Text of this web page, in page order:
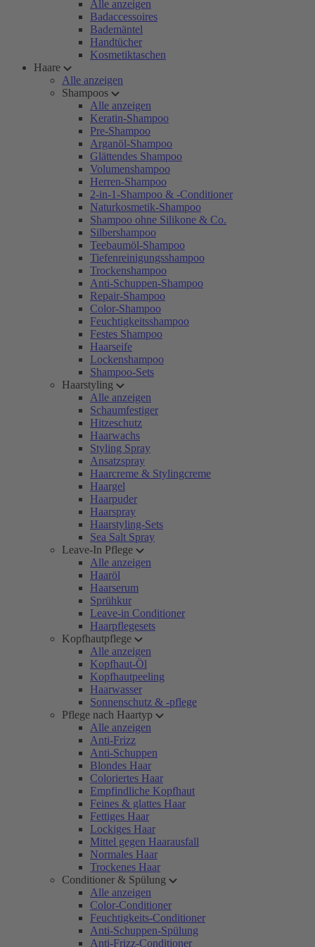
Alle anzeigen
Badaccessoires
Bademäntel
Handtücher
Kosmetiktaschen
Haare
Alle anzeigen
Shampoos
Alle anzeigen
Keratin-Shampoo
Pre-Shampoo
Arganöl-Shampoo
Glättendes Shampoo
Volumenshampoo
Herren-Shampoo
2-in-1-Shampoo & -Conditioner
Naturkosmetik-Shampoo
Shampoo ohne Silikone & Co.
Silbershampoo
Teebaumöl-Shampoo
Tiefenreinigungsshampoo
Trockenshampoo
Anti-Schuppen-Shampoo
Repair-Shampoo
Color-Shampoo
Feuchtigkeitsshampoo
Festes Shampoo
Haarseife
Lockenshampoo
Shampoo-Sets
Haarstyling
Alle anzeigen
Schaumfestiger
Hitzeschutz
Haarwachs
Styling Spray
Ansatzspray
Haarcreme & Stylingcreme
Haargel
Haarpuder
Haarspray
Haarstyling-Sets
Sea Salt Spray
Leave-In Pflege
Alle anzeigen
Haaröl
Haarserum
Sprühkur
Leave-in Conditioner
Haarpflegesets
Kopfhautpflege
Alle anzeigen
Kopfhaut-Öl
Kopfhautpeeling
Haarwasser
Sonnenschutz & -pflege
Pflege nach Haartyp
Alle anzeigen
Anti-Frizz
Anti-Schuppen
Blondes Haar
Coloriertes Haar
Empfindliche Kopfhaut
Feines & glattes Haar
Fettiges Haar
Lockiges Haar
Mittel gegen Haarausfall
Normales Haar
Trockenes Haar
Conditioner & Spülung
Alle anzeigen
Color-Conditioner
Feuchtigkeits-Conditioner
Anti-Schuppen-Spülung
Anti-Frizz-Conditioner